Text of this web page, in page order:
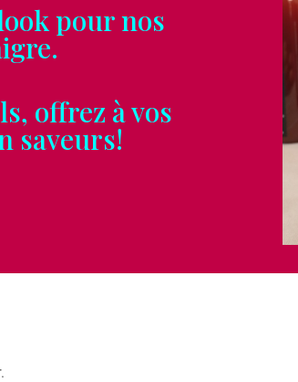
pour nos
offrez à vos